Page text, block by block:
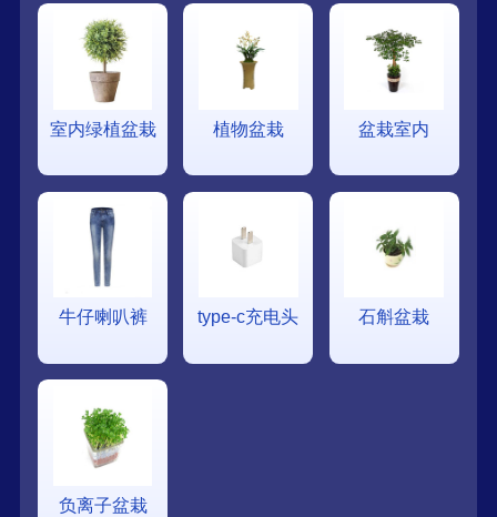
室内绿植盆栽 植物盆栽 盆栽室内
牛仔喇叭裤 type-c充电头 石斛盆栽
负离子盆栽